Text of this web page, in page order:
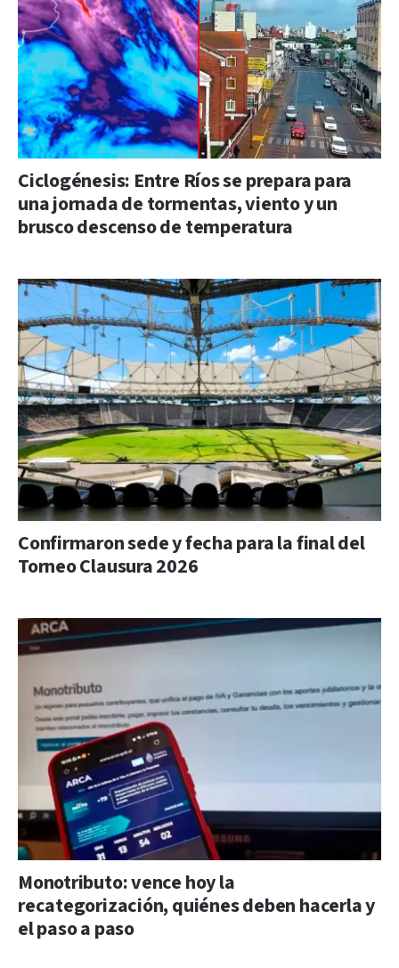
Ciclogénesis: Entre Ríos se prepara para
una jornada de tormentas, viento y un
brusco descenso de temperatura
Confirmaron sede y fecha para la final del
Torneo Clausura 2026
Monotributo: vence hoy la
recategorización, quiénes deben hacerla y
el paso a paso